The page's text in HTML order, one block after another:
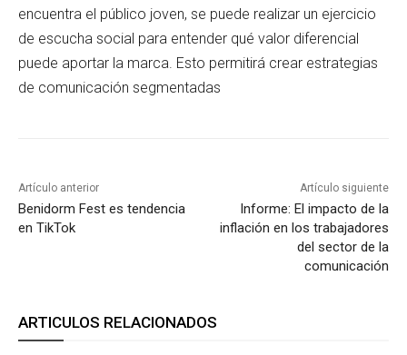
encuentra el público joven, se puede realizar un ejercicio
de escucha social para entender qué valor diferencial
puede aportar la marca. Esto permitirá crear estrategias
de comunicación segmentadas
Artículo anterior
Benidorm Fest es tendencia
en TikTok
Artículo siguiente
Informe: El impacto de la
inflación en los trabajadores
del sector de la
comunicación
ARTICULOS RELACIONADOS